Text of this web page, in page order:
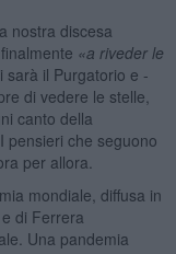
nostra discesa
«a riveder le
sarà il Purgatorio e -
di vedere le stelle,
canto della
pensieri che seguono
per allora.
mondiale, diffusa in
di Ferrera
Una pandemia